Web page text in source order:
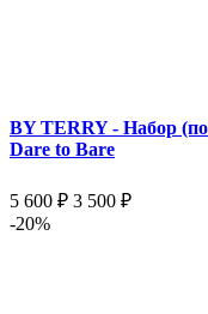
BY TERRY - Набор
Dare to Bare
5 600 ₽ 3 500 ₽
-20%